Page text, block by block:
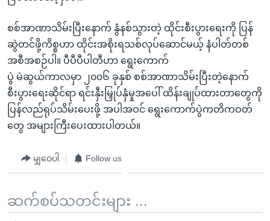
စစ်အာဏာသိမ်းပြီးနောက် နွံနစ်သွားတဲ့ ထိုင်းစီးပွားရေးကို ပြန်
ဆွဲတင်ဖို့ကိစ္စဟာ ထိုင်းအစိုးရသစ်လုပ်ဆောင်မယ့် နံပါတ်တစ်
အစီအစဉ်ပါ။ ပီပီပီပါတီဟာ ရွေးကောက်
ပွဲ မဲဆွယ်ကာလမှာ ၂၀၀၆ ခုနှစ် စစ်အာဏာသိမ်းပြီးတဲ့နောက်
စီးပွားရေးဆိုင်ရာ ရင်းနှီးမြှုပ်နှံမှုအပေါ် ထိန်းချုပ်ထားတာတွေကို
ပြန်လည်ရုပ်သိမ်းပေးဖို့ အပါအဝင် ရွေးကောက်ပွဲကတိကဝတ်
တွေ အများကြီးပေးထားပါတယ်။
မျှဝေပါ Follow us
ဆက်စပ်သတင်းများ ...